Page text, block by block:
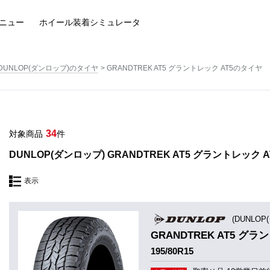
ュー ホイール装着シミュレータ
ダンロップ)のタイヤ GRANDTREK AT5 グラントレック AT5のタイヤ
対象商品 34件
DUNLOP(ダンロップ) GRANDTREK AT5 グラントレック
表示
GRANDTREK AT5 グラ
195/80R15